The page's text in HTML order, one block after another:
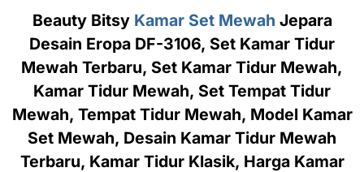
Beauty Bitsy Kamar Set Mewah Jepara
Desain Eropa DF-3106, Set Kamar Tidur
Mewah Terbaru, Set Kamar Tidur Mewah,
Kamar Tidur Mewah, Set Tempat Tidur
Mewah, Tempat Tidur Mewah, Model Kamar
Set Mewah, Desain Kamar Tidur Mewah
Terbaru, Kamar Tidur Klasik, Harga Kamar